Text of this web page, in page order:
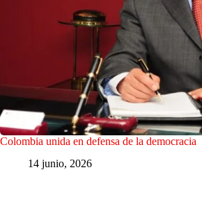
Colombia unida en defensa de la democracia
14 junio, 2026